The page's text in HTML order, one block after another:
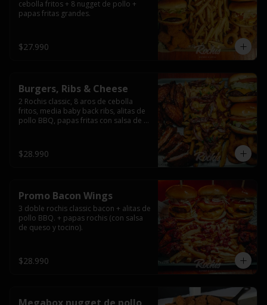
cebolla fritos + 8 nugget de pollo +
papas fritas grandes.
$27.990
Burgers, Ribs & Cheese
2 Rochis classic, 8 aros de cebolla
fritos, media baby back ribs, alitas de
pollo BBQ, papas fritas con salsa de
$28.990
Promo Bacon Wings
3 doble rochis classic bacon + alitas de
pollo BBQ. + papas rochis (con salsa
de queso y tocino).
$28.990